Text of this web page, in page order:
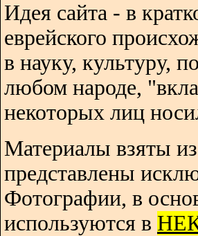
Идея сайта - в
еврейского
в науку, культуру,
любом народе,
некоторых лиц
Материалы взяты
представлены
Фотографии, в
используются в